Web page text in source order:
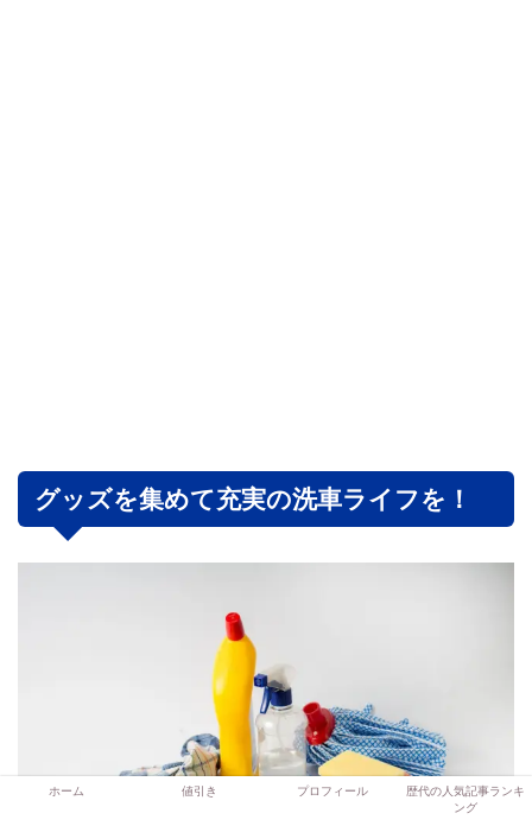
グッズを集めて充実の洗車ライフを！
ホーム 値引き プロフィール
歴代の人気記事ランキ
ング